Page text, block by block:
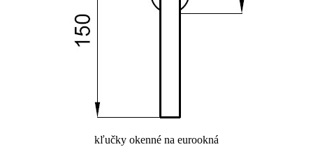
kľučky okenné na eurookná